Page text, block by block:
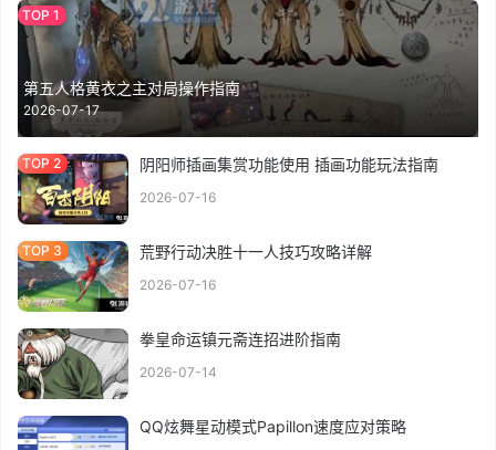
第五人格黄衣之主对局操作指南
2026-07-17
阴阳师插画集赏功能使用 插画功能玩法指南
2026-07-16
荒野行动决胜十一人技巧攻略详解
2026-07-16
拳皇命运镇元斋连招进阶指南
2026-07-14
QQ炫舞星动模式Papillon速度应对策略